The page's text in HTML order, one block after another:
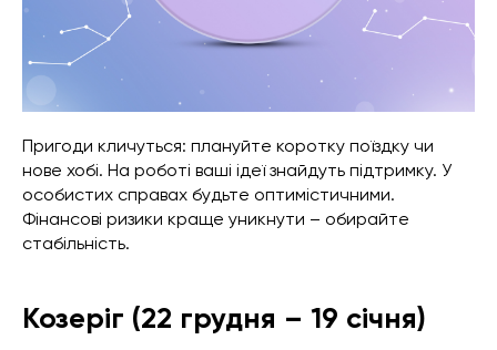
Пригоди кличуться: плануйте коротку поїздку чи
нове хобі. На роботі ваші ідеї знайдуть підтримку. У
особистих справах будьте оптимістичними.
Фінансові ризики краще уникнути – обирайте
стабільність.
Козеріг (22 грудня – 19 січня)